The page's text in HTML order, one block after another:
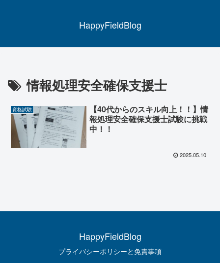
HappyFieldBlog
情報処理安全確保支援士
資格試験
【40代からのスキル向上！！】情
報処理安全確保支援士試験に挑戦
中！！
2025.05.10
HappyFieldBlog
プライバシーポリシーと免責事項